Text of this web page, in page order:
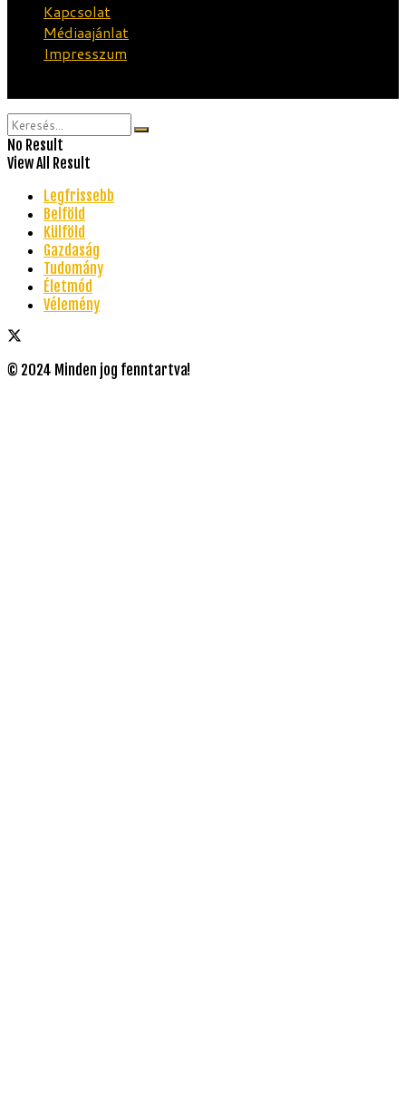
Kapcsolat
Médiaajánlat
Impresszum
No Result
View All Result
Legfrissebb
Belföld
Külföld
Gazdaság
Tudomány
Életmód
Vélemény
© 2024 Minden jog fenntartva!